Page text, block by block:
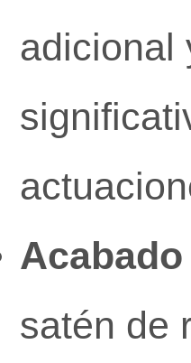
adicional
satén de